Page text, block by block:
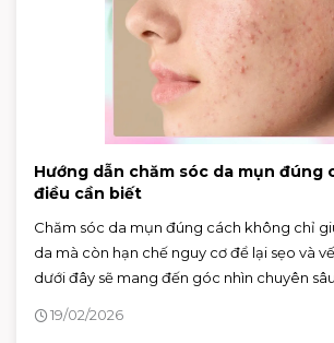
Hướng dẫn chăm sóc da mụn đúng
điều cần biết
Chăm sóc da mụn đúng cách không chỉ
da mà còn hạn chế nguy cơ để lại sẹo và
dưới đây sẽ mang đến góc nhìn chuyên
duy trì làn da khỏe mạnh lâu dài.
19/02/2026